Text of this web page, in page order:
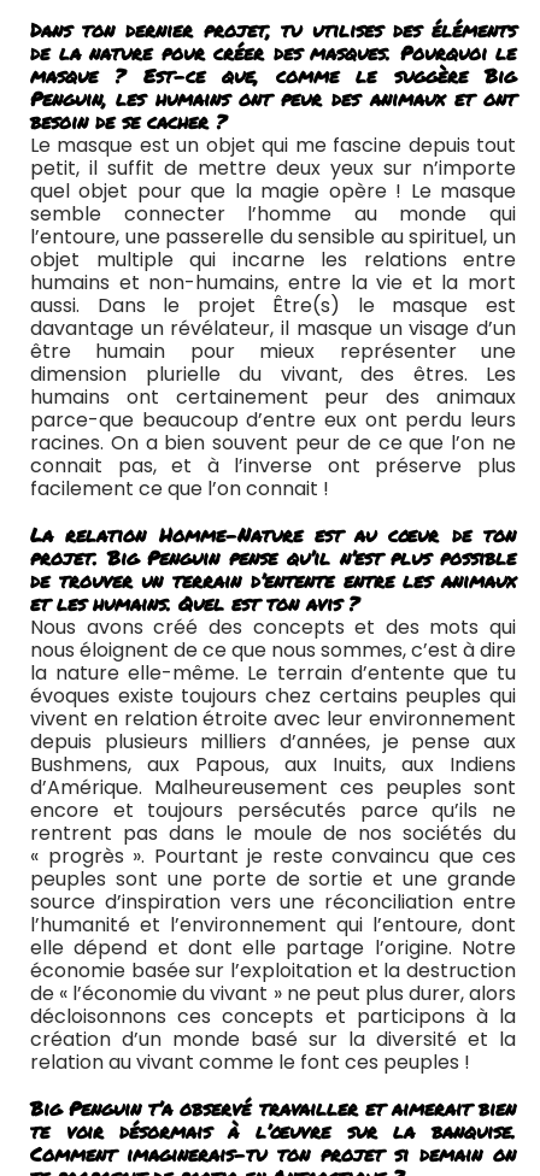
Dans ton dernier projet, tu utilises des éléments
de la nature pour créer des masques. Pourquoi le
masque ? Est-ce que, comme le suggère Big
Penguin, les humains ont peur des animaux et ont
besoin de se cacher ?
Le masque est un objet qui me fascine depuis tout
petit, il suffit de mettre deux yeux sur n’importe
quel objet pour que la magie opère ! Le masque
semble connecter l’homme au monde qui
l’entoure, une passerelle du sensible au spirituel, un
objet multiple qui incarne les relations entre
humains et non-humains, entre la vie et la mort
aussi. Dans le projet Être(s) le masque est
davantage un révélateur, il masque un visage d’un
être humain pour mieux représenter une
dimension plurielle du vivant, des êtres. Les
humains ont certainement peur des animaux
parce-que beaucoup d’entre eux ont perdu leurs
racines. On a bien souvent peur de ce que l’on ne
connait pas, et à l’inverse ont préserve plus
facilement ce que l’on connait !
La relation Homme-Nature est au cœur de ton
projet. Big Penguin pense qu’il n’est plus possible
de trouver un terrain d’entente entre les animaux
et les humains. Quel est ton avis ?
Nous avons créé des concepts et des mots qui
nous éloignent de ce que nous sommes, c’est à dire
la nature elle-même. Le terrain d’entente que tu
évoques existe toujours chez certains peuples qui
vivent en relation étroite avec leur environnement
depuis plusieurs milliers d’années, je pense aux
Bushmens, aux Papous, aux Inuits, aux Indiens
d’Amérique. Malheureusement ces peuples sont
encore et toujours persécutés parce qu’ils ne
rentrent pas dans le moule de nos sociétés du
« progrès ». Pourtant je reste convaincu que ces
peuples sont une porte de sortie et une grande
source d’inspiration vers une réconciliation entre
l’humanité et l’environnement qui l’entoure, dont
elle dépend et dont elle partage l’origine. Notre
économie basée sur l’exploitation et la destruction
de « l’économie du vivant » ne peut plus durer, alors
décloisonnons ces concepts et participons à la
création d’un monde basé sur la diversité et la
relation au vivant comme le font ces peuples !
Big Penguin t’a observé travailler et aimerait bien
te voir désormais à l’œuvre sur la banquise.
Comment imaginerais-tu ton projet si demain on